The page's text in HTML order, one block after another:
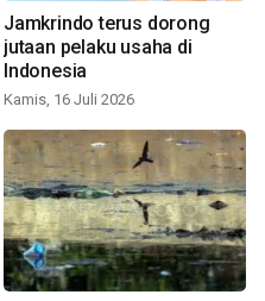
Jamkrindo terus dorong
jutaan pelaku usaha di
Indonesia
Kamis, 16 Juli 2026